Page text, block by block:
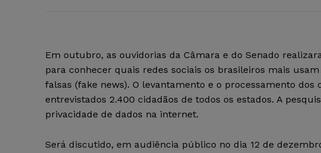
Em outubro, as ouvidorias da Câmara e do Senado
para conhecer quais redes sociais os brasileiros mais
falsas (fake news). O levantamento e o processamento
entrevistados 2.400 cidadãos de todos os estados. A
privacidade de dados na internet.
Será discutido, em audiência público no dia 12 de